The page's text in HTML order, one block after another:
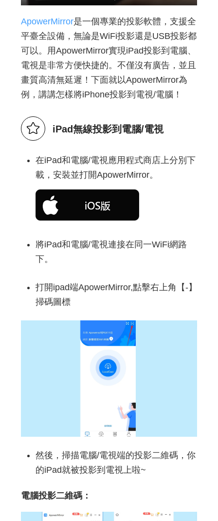
ApowerMirror是一個專業的投影軟體，支援全
平臺全設備，無論是WiFi投影還是USB投影都
可以。用ApowerMirror實現iPad投影到電腦、
電視是非常方便快捷的。不僅沒有廣告，並且
畫質高清無延遲！下面就以ApowerMirror為
例，講講怎樣將iPhone投影到電視/電腦！
iPad無線投影到電腦/電視
在iPad和電腦/電視應用程式商店上分別下
載，安裝並打開ApowerMirror。
將iPad和電腦/電視連接在同一WiFi網路
下。
打開ipad端ApowerMirror,點擊右上角【-】
掃碼圖標
然後，掃描電腦/電視端的投影二維碼，你
的iPad就被投影到電視上啦~
電腦投影二維碼：